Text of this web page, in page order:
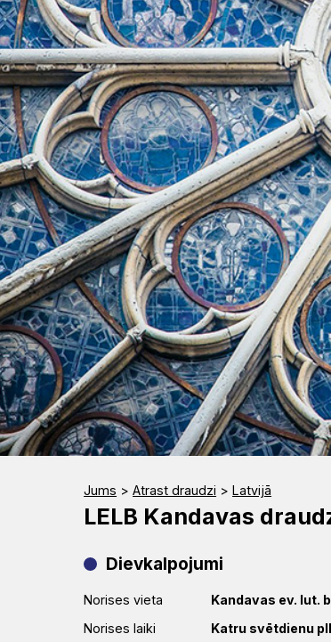
Dievnami
Iepazīsti
kristietību
Misija
Indijā
Rīts
Draudzēm
Jums >Atrast draudzi >Latvijā
LELB Kandavas
Dievkalpojumi
Norises vieta Kandavas ev. lut.
Norises laiki Katru svētdienu